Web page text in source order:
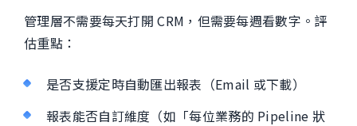
管理層不需要每天打開 CRM，但需要每週看數字。評
估重點：
是否支援定時自動匯出報表（Email 或下載）
報表能否自訂維度（如「每位業務的 Pipeline 狀